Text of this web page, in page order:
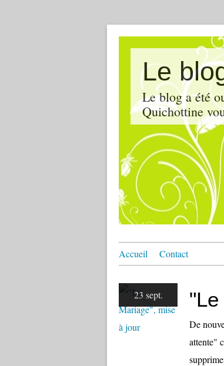
Le
Le blog a été
Quichottine
Accueil Contact
23 sept.
De
attente"